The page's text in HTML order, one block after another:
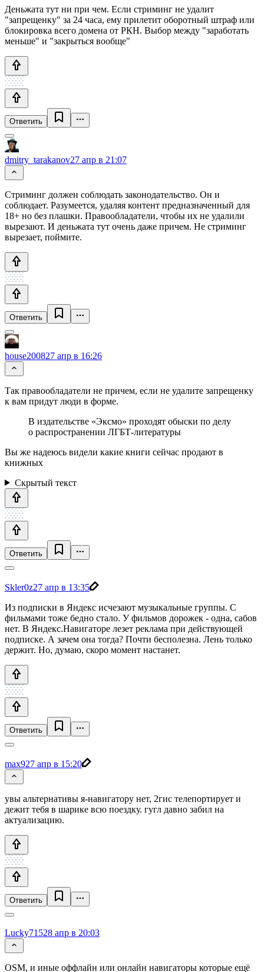
Деньжата тут ни при чем. Если стриминг не удалит
"запрещенку" за 24 часа, ему прилетит оборотный штраф или
блокировка всего домена от РКН. Выбор между "заработать
меньше" и "закрыться вообще"
Ответить
dmitry_tarakanov27 апр в 21:07
Стриминг должен соблюдать законодательство. Он и
соблюдает. Разумеется, удаляя контент предназначенный для
18+ но без плашки. Правообладатели, чтобы их не удалили
вырезают. И деньжата тут очень даже причем. Не стриминг
вырезает, поймите.
Ответить
house200827 апр в 16:26
Так правообладатели не причем, если не удалите запрещенку
к вам придут люди в форме.
В издательстве «Эксмо» проходят обыски по делу
о распространении ЛГБТ-литературы
Вы же надеюсь видели какие книги сейчас продают в
книжных
Скрытый текст
Ответить
Skler0z27 апр в 13:35
Из подписки в Яндекс исчезают музыкальные группы. С
фильмами тоже бедно стало. У фильмов дорожек - одна, сабов
нет. В Яндекс.Навигаторе лезет реклама при действующей
подписке. А зачем она тогда? Почти бесполезна. Лень только
держит. Но, думаю, скоро момент настанет.
Ответить
max927 апр в 15:20
увы альтернативы я-навигатору нет, 2гис телепортирует и
дежит тебя в шарике всю поездку. гугл давно забил на
актуализацию.
Ответить
Lucky71528 апр в 20:03
OSM, и иные оффлайн или онлайн навигаторы которые ещё